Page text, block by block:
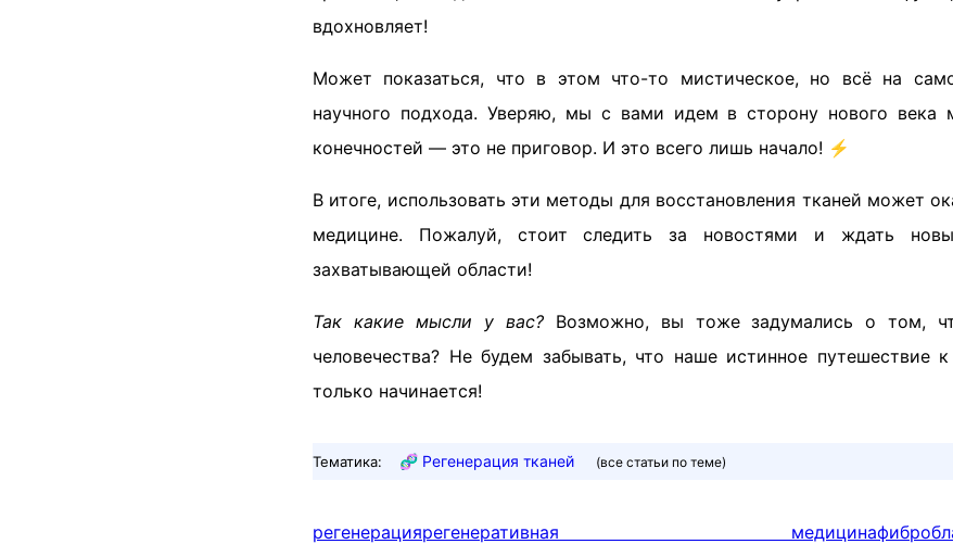
вдохновляет!
Может показаться, что в этом что-то мистическое, но всё на
научного подхода. Уверяю, мы с вами идем в сторону нового века
конечностей — это не приговор. И это всего лишь начало! ⚡
В итоге, использовать эти методы для восстановления тканей может
медицине. Пожалуй, стоит следить за новостями и ждать
захватывающей области!
Так какие мысли у вас?Возможно, вы тоже задумались о том,
человечества? Не будем забывать, что наше истинное путешествие
только начинается!
Тематика: 🧬 Регенерация тканей (все статьи по теме)
регенерациярегенеративная медицина